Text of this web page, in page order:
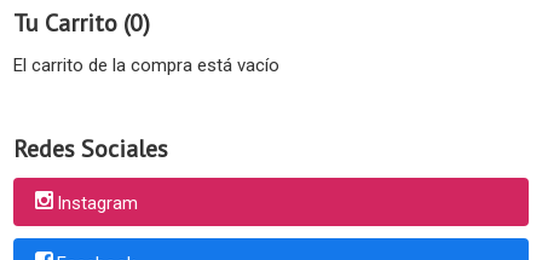
Tu Carrito (0)
El carrito de la compra está vacío
Redes Sociales
Instagram